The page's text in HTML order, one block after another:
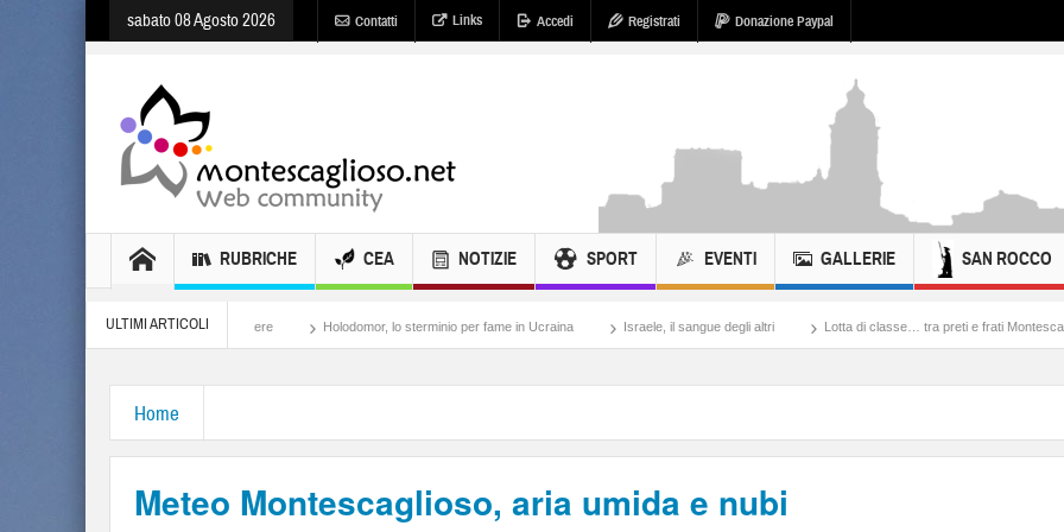
sabato 08 Agosto 2026 Contatti Links Accedi Registrati Donazione Paypal
RUBRICHE CEA NOTIZIE SPORT EVENTI GALLERIE SAN ROCCO
ULTIMI ARTICOLI
Meloni, il lamento al potere Holodomor, lo sterminio per fame in Ucraina Israele, il sangue degli altri Lotta di classe… tra preti e frati Montescaglioso
Home
Meteo Montescaglioso, aria umida e nubi